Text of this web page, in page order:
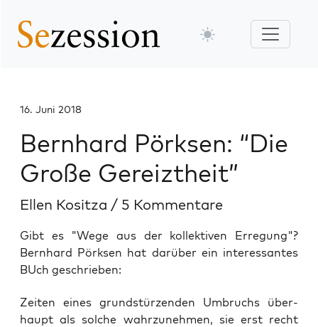
16. Juni 2018
Bernhard Pörksen: “Die
Große Gereiztheit”
Ellen Kositza / 5 Kommentare
Gibt es "Wege aus der kollektiven Erregung"?
Bernhard Pörksen hat darüber ein interessantes
BUch geschrieben:
Zei­ten eines grund­stür­zen­den Umbruchs über­
haupt als sol­che wahr­zu­neh­men, sie erst recht